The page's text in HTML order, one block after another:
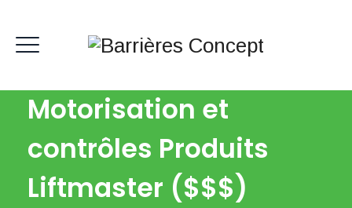
Motorisation et
contrôles Produits
Liftmaster ($$$)